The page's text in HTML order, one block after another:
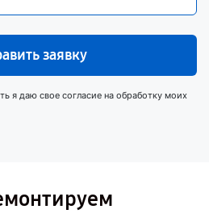
заявку
я даю свое согласие на обработку моих